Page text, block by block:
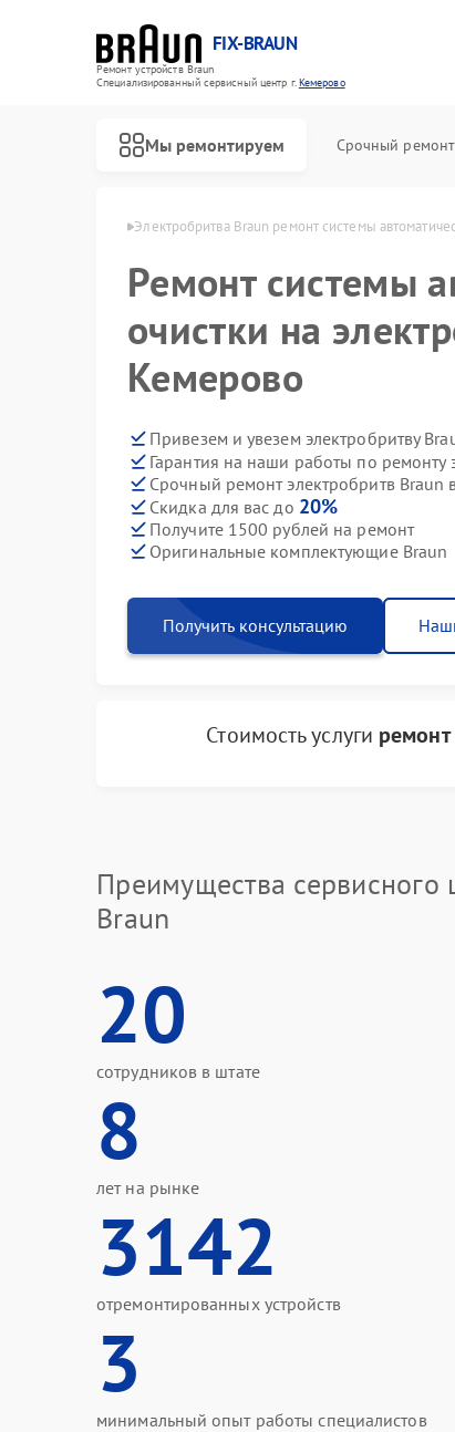
FIX-BRAUN
Ремонт устройств Braun
Специализированный cервисный центр г.Кемерово
Мы ремонтируем Срочный ремонт
Braun в Кемерово Электробритва Braun ремонт системы
Ремонт системы
очистки на
Кемерово
Привезем и увезем электробритву
Гарантия на наши работы по ремонту
Срочный ремонт электробритв Braun
Скидка для вас до 20%
Получите 1500 рублей на ремонт
Оригинальные комплектующие Braun
Получить консультацию
Стоимость услуги ремонт
Преимущества сервисного
Braun
20
сотрудников в штате
8
лет на рынке
3142
отремонтированных устройств
3
минимальный опыт работы специалистов